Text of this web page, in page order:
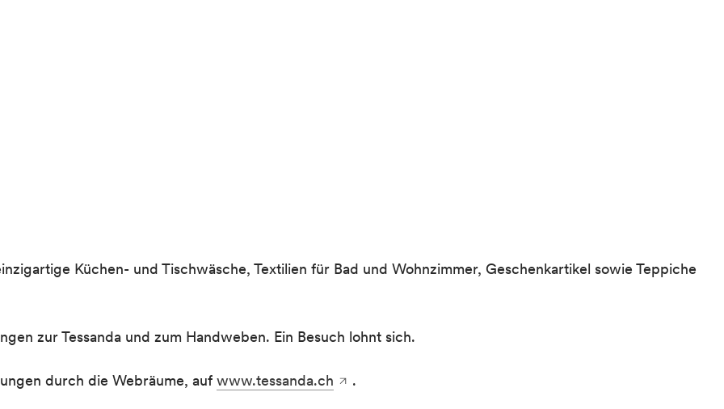
Küchen- und Tischwäsche, Textilien für Bad und Wohnzimmer, Geschenkartikel sowie Teppiche
zur Tessanda und zum Handweben. Ein Besuch lohnt sich.
durch die Webräume, auf www.tessanda.ch .